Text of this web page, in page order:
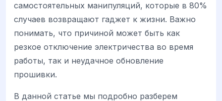
самостоятельных манипуляций, которые в 80%
случаев возвращают гаджет к жизни. Важно
понимать, что причиной может быть как
резкое отключение электричества во время
работы, так и неудачное обновление
прошивки.
В данной статье мы подробно разберем